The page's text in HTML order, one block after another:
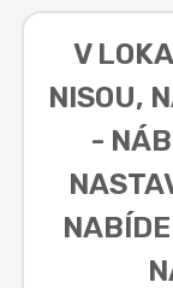
V
NISOU,
-